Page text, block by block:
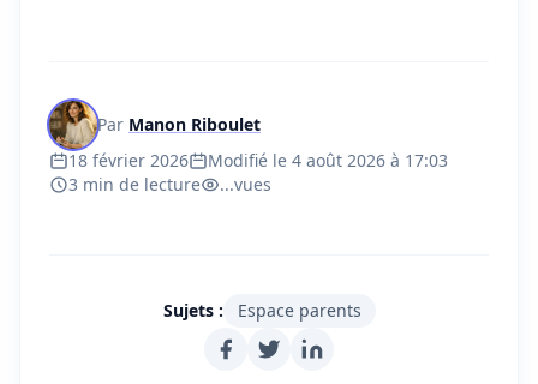
Par Manon Riboulet
18 février 2026
Modifié le 4 août 2026 à 17:03
3 min de lecture
...vues
Sujets : Espace parents